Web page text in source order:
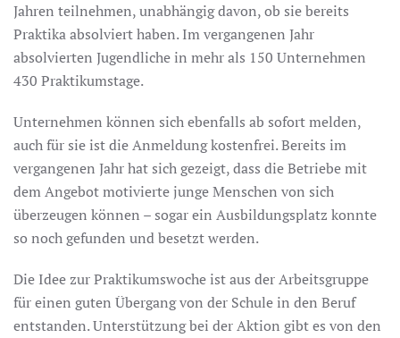
Jahren teilnehmen, unabhängig davon, ob sie bereits
Praktika absolviert haben. Im vergangenen Jahr
absolvierten Jugendliche in mehr als 150 Unternehmen
430 Praktikumstage.
Unternehmen können sich ebenfalls ab sofort melden,
auch für sie ist die Anmeldung kostenfrei. Bereits im
vergangenen Jahr hat sich gezeigt, dass die Betriebe mit
dem Angebot motivierte junge Menschen von sich
überzeugen können – sogar ein Ausbildungsplatz konnte
so noch gefunden und besetzt werden.
Die Idee zur Praktikumswoche ist aus der Arbeitsgruppe
für einen guten Übergang von der Schule in den Beruf
entstanden. Unterstützung bei der Aktion gibt es von den